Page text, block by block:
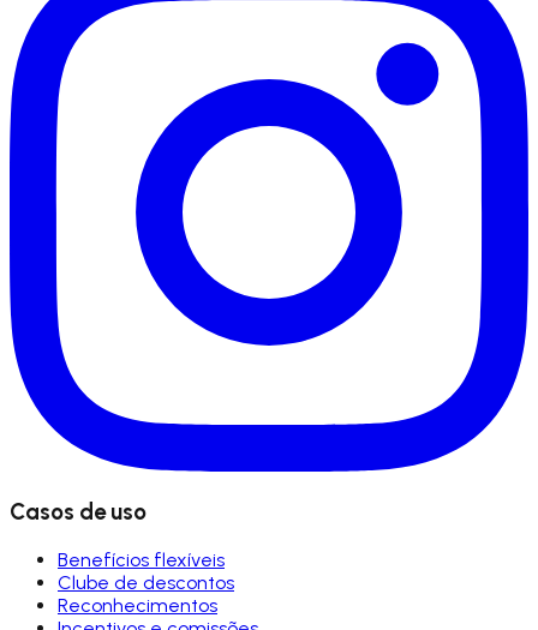
Casos de uso
Benefícios flexíveis
Clube de descontos
Reconhecimentos